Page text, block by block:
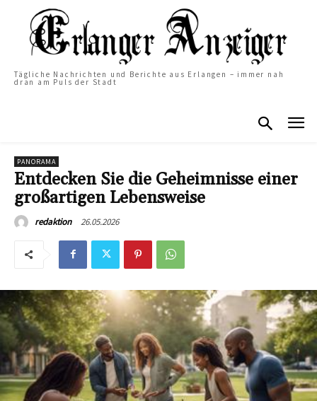
Tägliche Nachrichten und Berichte aus Erlangen – immer nah
dran am Puls der Stadt
PANORAMA
Entdecken Sie die Geheimnisse einer
großartigen Lebensweise
redaktion 26.05.2026